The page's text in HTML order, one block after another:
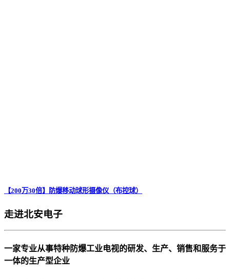
【200万30倍】防爆移动球形摄像仪（布控球）
走进北安电子
一家专业从事特种防爆工业电视的研发、生产、销售和服务于
一体的生产型企业